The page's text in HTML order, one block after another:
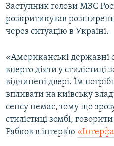
ІНФОГРАФІКА
ДОЛУЧАЙСЯ!
Усі сайти RFE/RL
Заступник голови МЗС
розкритикував
через ситуацію в Україні.
«Американські державні
вперто діяти у стилістиці
відчинені двері. Їм
впливати на київську
сенсу немає, тому що
стилістиці зомбі,
Рябков в інтерв’ю